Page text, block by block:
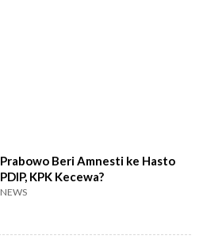
Prabowo Beri Amnesti ke Hasto
PDIP, KPK Kecewa?
NEWS